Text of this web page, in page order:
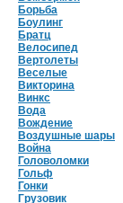
Борьба
Боулинг
Братц
Велосипед
Вертолеты
Веселые
Викторина
Винкс
Вода
Вождение
Воздушные шары
Война
Головоломки
Гольф
Гонки
Грузовик